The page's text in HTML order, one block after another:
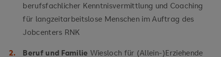
berufsfachlicher Kenntnisvermittlung und Coaching
für langzeitarbeitslose Menschen im Auftrag des
Jobcenters RNK
Beruf und Familie Wiesloch für (Allein-)Erziehende